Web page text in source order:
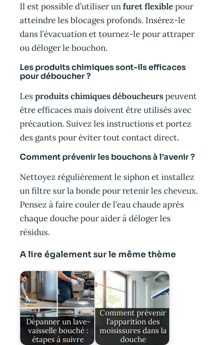
Il est possible d’utiliser unfuret flexiblepour
atteindre les blocages profonds. Insérez-le
dans l’évacuation et tournez-le pour attraper
ou déloger le bouchon.
Les produits chimiques sont-ils efficaces
pour déboucher ?
Lesproduits chimiques déboucheurspeuvent
être efficaces mais doivent être utilisés avec
précaution. Suivez les instructions et portez
des gants pour éviter tout contact direct.
Comment prévenir les bouchons à l’avenir ?
Nettoyez régulièrement le siphon et installez
un filtre sur la bonde pour retenir les cheveux.
Pensez à faire couler de l’eau chaude après
chaque douche pour aider à déloger les
résidus.
A lire également sur le même thème
Dépanner un lave-
vaisselle bouché :
étapes à suivre
Comment prévenir
l’apparition des
moisissures dans la
douche